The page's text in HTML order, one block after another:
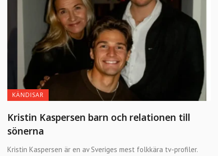
KÄNDISAR
Kristin Kaspersen barn och relationen till
sönerna
Kristin Kaspersen är en av Sveriges mest folkkära tv-profiler.